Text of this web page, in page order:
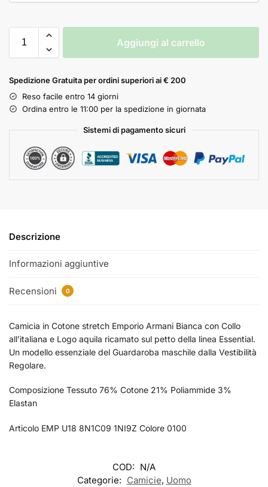
Aggiungi al carrello
Spedizione Gratuita per ordini superiori ai € 200
Reso facile entro 14 giorni
Ordina entro le 11:00 per la spedizione in giornata
Sistemi di pagamento sicuri
Descrizione
Informazioni aggiuntive
Recensioni 0
Camicia in Cotone stretch Emporio Armani Bianca con Collo
all’italiana e Logo aquila ricamato sul petto della linea Essential.
Un modello essenziale del Guardaroba maschile dalla Vestibilità
Regolare.
Composizione Tessuto 76% Cotone 21% Poliammide 3%
Elastan
Articolo EMP U18 8N1C09 1NI9Z Colore 0100
COD: N/A
Categorie: Camicie, Uomo